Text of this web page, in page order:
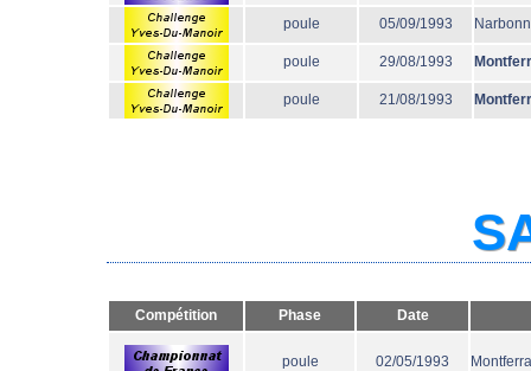
poule 05/09/1993
poule 29/08/1993
poule 21/08/1993
Compétition Phase Date
poule 02/05/1993